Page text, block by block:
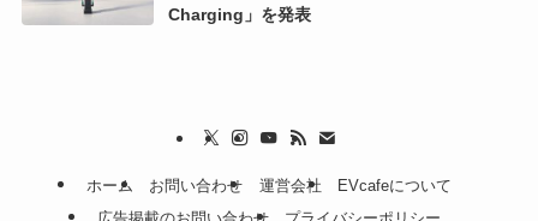
Charging」を発表
ホーム お問い合わせ 運営会社
EVcafeについて